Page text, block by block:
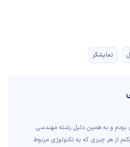
نمایشگر
بودم و به همین دلیل رشته مهندسی
از هر چیزی که به تکنولوژی مربوط